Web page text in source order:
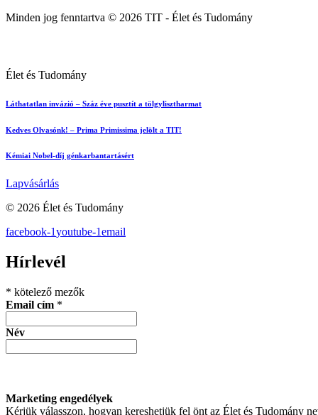
Minden jog fenntartva © 2026 TIT - Élet és Tudomány
Élet és Tudomány
Láthatatlan invázió – Száz éve pusztít a tölgylisztharmat
Kedves Olvasónk! – Prima Primissima jelölt a TIT!
Kémiai Nobel-díj génkarbantartásért
Lapvásárlás
© 2026 Élet és Tudomány
facebook-1youtube-1email
Hírlevél
* kötelező mezők
Email cím *
Név
Marketing engedélyek
Kérjük válasszon, hogyan kereshetjük fel önt az Élet és Tudomány